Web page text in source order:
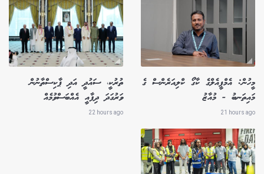
މީހުން: އެމްޕީއެލްގެ ކާގޯ ކްލިއަރެންސް ގެ
މައިތަނބު - މުއާޒު
21 hours ago
ތުރުކީ، ސައުދީ އަދި ޕާކިސްތާނުން
ވަރުގަދަ ދިފާއީ އެއްބަސްވުމެއް
22 hours ago